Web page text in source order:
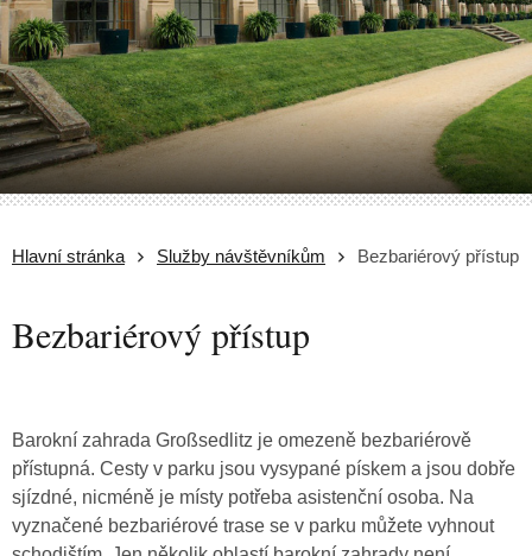
Hlavní stránka Služby návštěvníkům Bezbariérový přístup
Bezbariérový přístup
Barokní zahrada Großsedlitz je omezeně bezbariérově
přístupná. Cesty v parku jsou vysypané pískem a jsou dobře
sjízdné, nicméně je místy potřeba asistenční osoba. Na
vyznačené bezbariérové trase se v parku můžete vyhnout